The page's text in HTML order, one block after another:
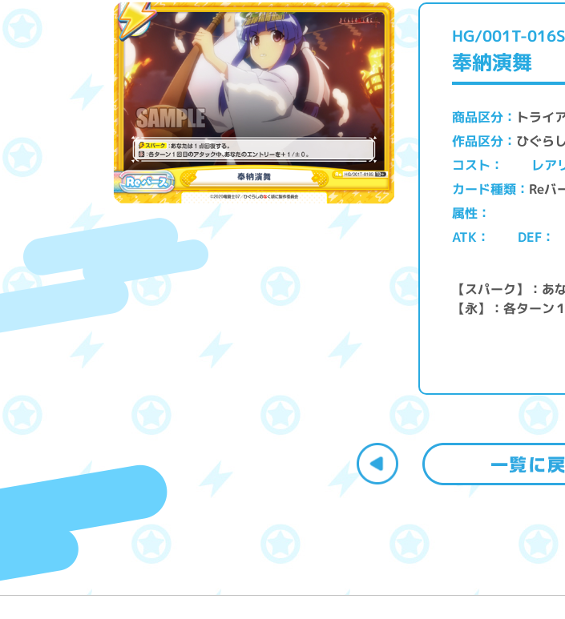
HG/001T-016S
奉納演舞
商品区分 トライ
作品区分 ひぐら
コスト レア
カード種類 Reバ
属性
ATK DEF
【スパーク】：あ
【永】：各ターン